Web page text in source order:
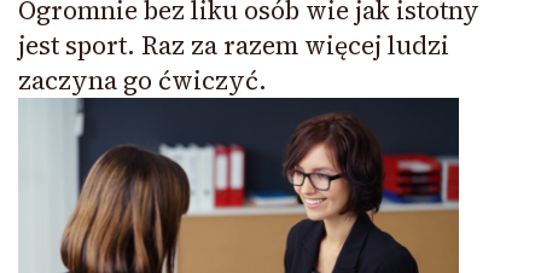
Ogromnie bez liku osób wie jak istotny
jest sport. Raz za razem więcej ludzi
zaczyna go ćwiczyć.